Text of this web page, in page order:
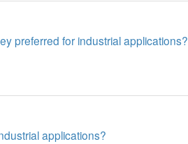
preferred for industrial applications?
applications?